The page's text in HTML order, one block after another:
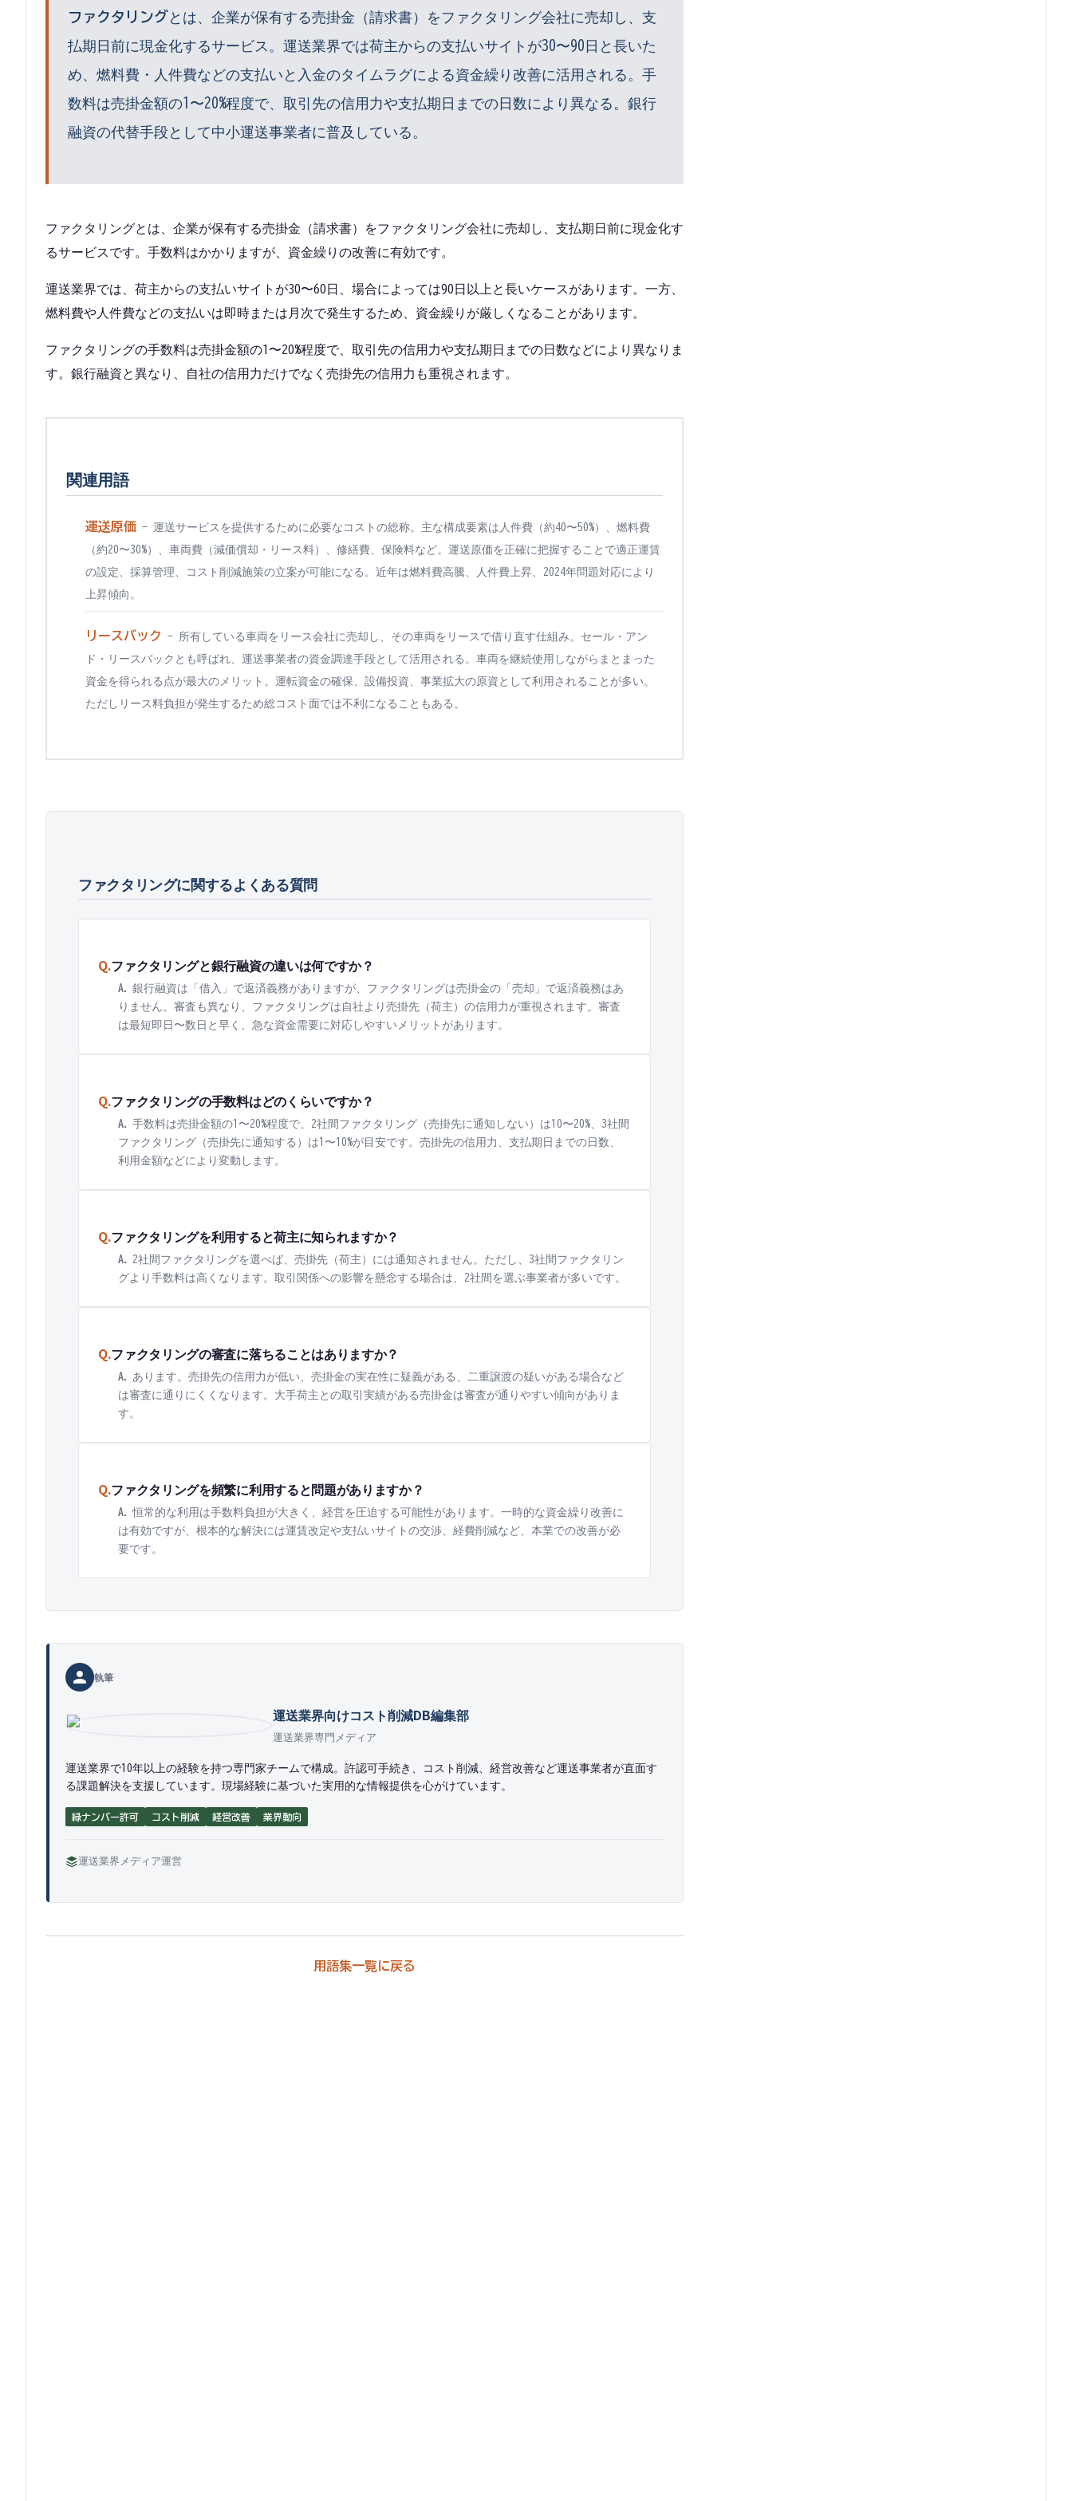
ファクタリングとは、 企業が保有する売掛金（請求書）をファクタリング会社に売却し、支
払期日前に現金化するサービス。運送業界では荷主からの支払いサイトが30〜90日と長いた
め、燃料費・人件費などの支払いと入金のタイムラグによる資金繰り改善に活用される。手
数料は売掛金額の1〜20%程度で、取引先の信用力や支払期日までの日数により異なる。銀行
融資の代替手段として中小運送事業者に普及している。
ファクタリングとは、企業が保有する売掛金（請求書）をファクタリング会社に売却し、支払期日前に現金化す
るサービスです。手数料はかかりますが、資金繰りの改善に有効です。
運送業界では、荷主からの支払いサイトが30〜60日、場合によっては90日以上と長いケースがあります。一方、
燃料費や人件費などの支払いは即時または月次で発生するため、資金繰りが厳しくなることがあります。
ファクタリングの手数料は売掛金額の1〜20%程度で、取引先の信用力や支払期日までの日数などにより異なりま
す。銀行融資と異なり、自社の信用力だけでなく売掛先の信用力も重視されます。
関連用語
運送原価 - 運送サービスを提供するために必要なコストの総称。主な構成要素は人件費（約40〜50%）、燃料費
（約20〜30%）、車両費（減価償却・リース料）、修繕費、保険料など。運送原価を正確に把握することで適正運賃
の設定、採算管理、コスト削減施策の立案が可能になる。近年は燃料費高騰、人件費上昇、2024年問題対応により
上昇傾向。
リースバック - 所有している車両をリース会社に売却し、その車両をリースで借り直す仕組み。セール・アン
ド・リースバックとも呼ばれ、運送事業者の資金調達手段として活用される。車両を継続使用しながらまとまった
資金を得られる点が最大のメリット。運転資金の確保、設備投資、事業拡大の原資として利用されることが多い。
ただしリース料負担が発生するため総コスト面では不利になることもある。
ファクタリングに関するよくある質問
Q.ファクタリングと銀行融資の違いは何ですか？
A. 銀行融資は「借入」で返済義務がありますが、ファクタリングは売掛金の「売却」で返済義務はあ
りません。審査も異なり、ファクタリングは自社より売掛先（荷主）の信用力が重視されます。審査
は最短即日〜数日と早く、急な資金需要に対応しやすいメリットがあります。
Q.ファクタリングの手数料はどのくらいですか？
A. 手数料は売掛金額の1〜20%程度で、2社間ファクタリング（売掛先に通知しない）は10〜20%、3社間
ファクタリング（売掛先に通知する）は1〜10%が目安です。売掛先の信用力、支払期日までの日数、
利用金額などにより変動します。
Q.ファクタリングを利用すると荷主に知られますか？
A.
2社間ファクタリングを選べば、売掛先（荷主）には通知されません。ただし、3社間ファクタリン
グより手数料は高くなります。取引関係への影響を懸念する場合は、2社間を選ぶ事業者が多いです。
Q.ファクタリングの審査に落ちることはありますか？
A.
あります。売掛先の信用力が低い、売掛金の実在性に疑義がある、二重譲渡の疑いがある場合など
は審査に通りにくくなります。大手荷主との取引実績がある売掛金は審査が通りやすい傾向がありま
す。
Q.ファクタリングを頻繁に利用すると問題がありますか？
A. 恒常的な利用は手数料負担が大きく、経営を圧迫する可能性があります。一時的な資金繰り改善に
は有効ですが、根本的な解決には運賃改定や支払いサイトの交渉、経費削減など、本業での改善が必
要です。
執筆
運送業界向けコスト削減DB編集部
運送業界専門メディア
運送業界で10年以上の経験を持つ専門家チームで構成。許認可手続き、コスト削減、経営改善など運送事業者が直面す
る課題解決を支援しています。現場経験に基づいた実用的な情報提供を心がけています。
緑ナンバー許可 コスト削減 経営改善 業界動向
運送業界メディア運営
用語集一覧に戻る